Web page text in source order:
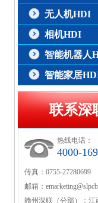
无人机HDI
相机HDI
智能机器人
智能家居
联系深
热线电话：
4000-
传真：0755-27280699
邮箱：
赣州深联（分部）：江